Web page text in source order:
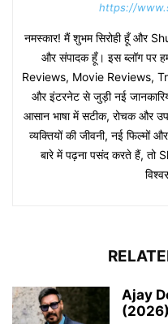
https://
नमस्कार! मैं शुभम सिरोही हूँ और
और संपादक हूँ। इस ब्लॉग पर
Reviews, Movie Reviews,
और इंटरनेट से जुड़ी नई
आसान भाषा में सटीक, रोचक और
व्यक्तियों की जीवनी, नई फिल्मों
बारे में पढ़ना पसंद करते हैं,
Ajay